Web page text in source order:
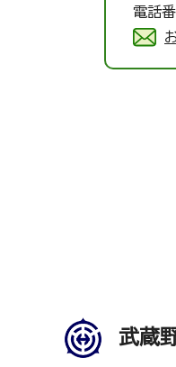
電話
武蔵